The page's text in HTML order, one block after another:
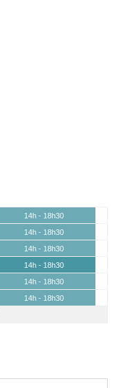
14h - 18h30
14h - 18h30
14h - 18h30
14h - 18h30
14h - 18h30
14h - 18h30